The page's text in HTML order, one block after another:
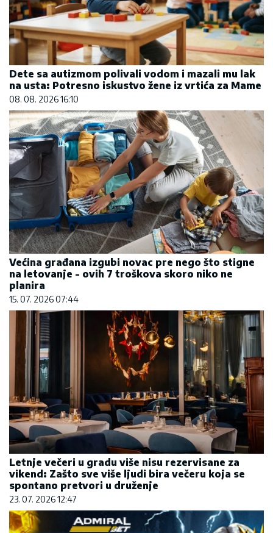
Dete sa autizmom polivali vodom i mazali mu lak
na usta: Potresno iskustvo žene iz vrtića za Mame
08. 08. 2026 16:10
Većina građana izgubi novac pre nego što stigne
na letovanje - ovih 7 troškova skoro niko ne
planira
15. 07. 2026 07:44
Letnje večeri u gradu više nisu rezervisane za
vikend: Zašto sve više ljudi bira večeru koja se
spontano pretvori u druženje
23. 07. 2026 12:47